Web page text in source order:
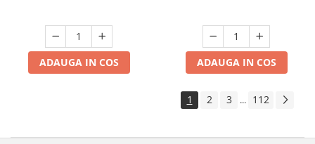
ADAUGA IN COS ADAUGA IN COS
1 2 3 ... 112